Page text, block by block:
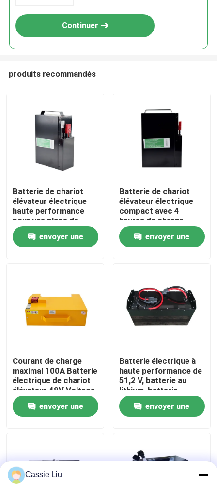
Maison
Produits
Visite d'usine
Contrôle de qualité
Demandez une citation
batterie au lithium de chariot élévateur
Lithium électrique Ion Battery de chariot élévateur
Batterie de chariot élévateur au lithium-ion de 48 volts
Batterie de camion de palette
Continuer
produits recommandés
Batterie de chariot
élévateur électrique
haute performance
pour une plage de
température de -20 °C
à 50 °C envoyer une
Batterie de chariot
élévateur électrique
compact avec 4
heures de charge
185*84.5*250mm
envoyer une
Courant de charge
maximal 100A Batterie
électrique de chariot
élévateur 48V Voltage
pour des
performances
optimales
envoyer une
Batterie électrique à
haute performance de
51,2 V, batterie au
lithium, batterie
LiFePO4
envoyer une
Cassie Liu